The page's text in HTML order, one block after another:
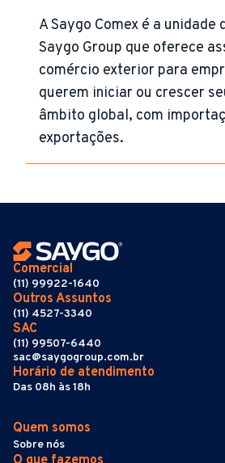
A Saygo Comex é a unidade
Saygo Group que oferece
comércio exterior para
querem iniciar ou crescer
âmbito global, com
exportações.
Comercial
(11) 99922-1640
Outros Assuntos
(11) 4527-3340
SAC
(11) 99507-6440
sac@saygogroup.com.br
Horário de atendimento
Das 08h às 18h
Quem somos
Sobre nós